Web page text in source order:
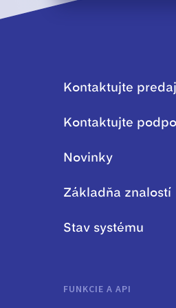
Kontaktujte
Kontaktujte
Novinky
Základňa znalostí
Stav systému
FUNKCIE A API